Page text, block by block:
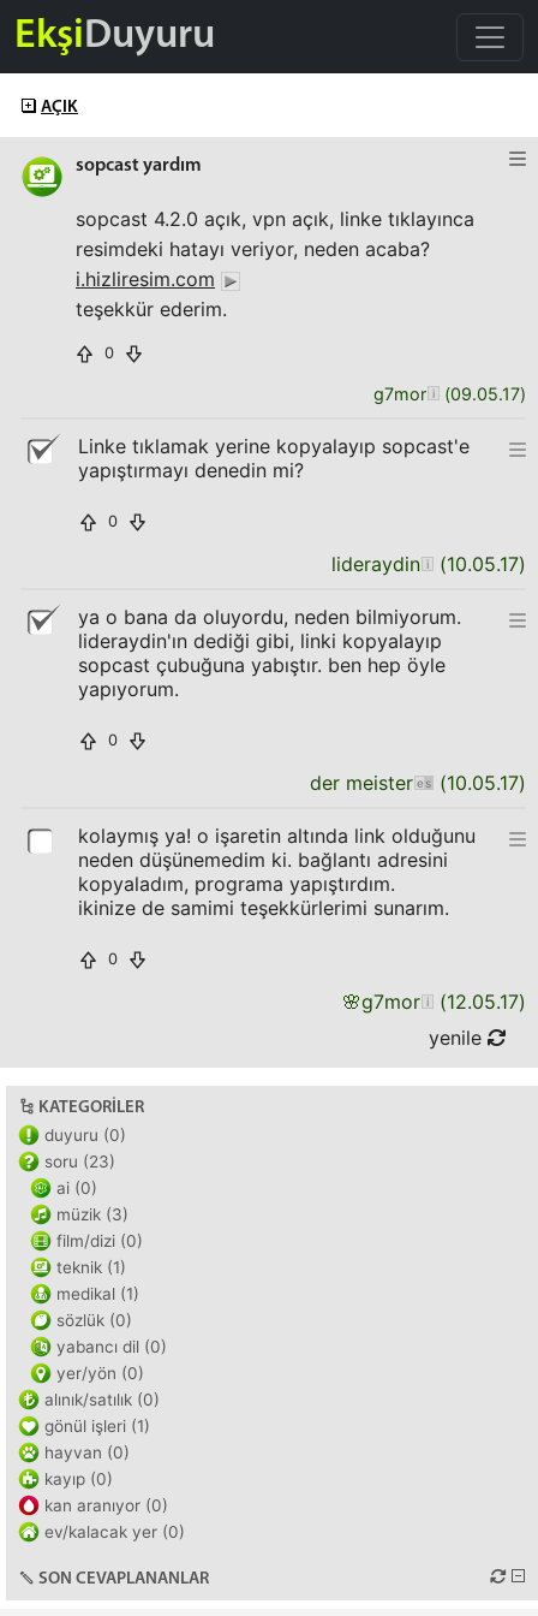
EkşiDuyuru
AÇIK
sopcast yardım
sopcast 4.2.0 açık, vpn açık, linke tıklayınca
resimdeki hatayı veriyor, neden acaba?
i.hizliresim.com
teşekkür ederim.
0
g7mor (09.05.17)
Linke tıklamak yerine kopyalayıp sopcast'e
yapıştırmayı denedin mi?
0
lideraydin (10.05.17)
ya o bana da oluyordu, neden bilmiyorum.
lideraydin'ın dediği gibi, linki kopyalayıp
sopcast çubuğuna yabıştır. ben hep öyle
yapıyorum.
0
der meister (10.05.17)
kolaymış ya! o işaretin altında link olduğunu
neden düşünemedim ki. bağlantı adresini
kopyaladım, programa yapıştırdım.
ikinize de samimi teşekkürlerimi sunarım.
0
🌸g7mor (12.05.17)
yenile
KATEGORILER
duyuru (0)
soru (23)
ai (0)
müzik (3)
film/dizi (0)
teknik (1)
medikal (1)
sözlük (0)
yabancı dil (0)
yer/yön (0)
alınık/satılık (0)
gönül işleri (1)
hayvan (0)
kayıp (0)
kan aranıyor (0)
ev/kalacak yer (0)
SON CEVAPLANANLAR